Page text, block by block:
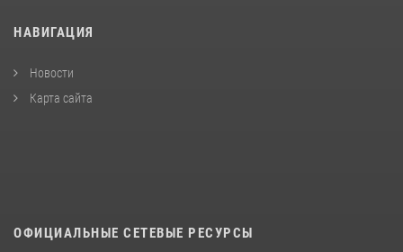
НАВИГАЦИЯ
Новости
Карта сайта
ОФИЦИАЛЬНЫЕ СЕТЕВЫЕ РЕСУРСЫ